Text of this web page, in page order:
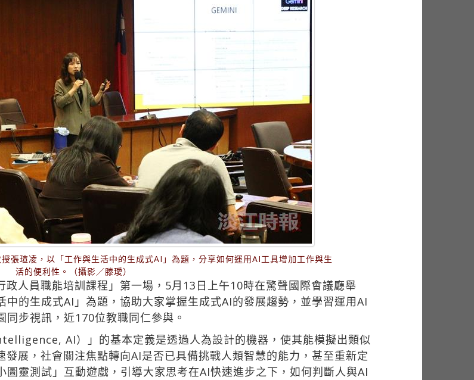
張瑄凌，以「工作與生活中的生成式AI」為題，分享如何運用AI工具增加工作與生
活的便利性。（攝影／滕璦）
政人員職能培訓課程」第一場，5月13日上午10時在驚聲國際會議廳舉
的生成式AI」為題，協助大家掌握生成式AI的發展趨勢，並學習運用AI
步視訊，近170位教職同仁參與。
AI）」的基本定義是透過人為設計的機器，使其能模擬出類似
展，社會關注焦點轉向AI是否已具備挑戰人類智慧的能力，甚至重新定
靈測試」互動遊戲，引導大家思考在AI快速進步之下，如何判斷人與AI